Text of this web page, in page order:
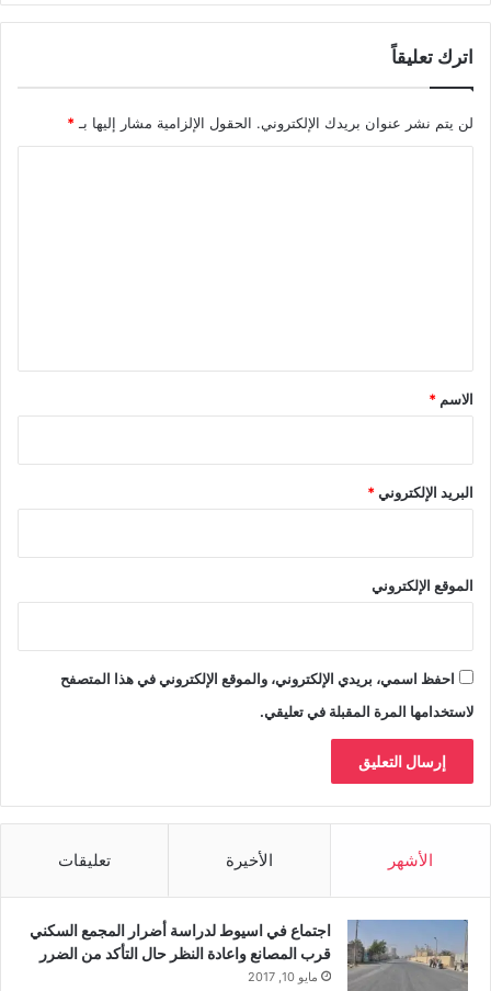
اترك تعليقاً
لن يتم نشر عنوان بريدك الإلكتروني. الحقول الإلزامية مشار إليها بـ *
*
الاسم *
البريد الإلكتروني*
الموقع الإلكتروني
احفظ اسمي، بريدي الإلكتروني، والموقع الإلكتروني في هذا المتصفح
لاستخدامها المرة المقبلة في تعليقي.
الأشهر الأخيرة تعليقات
اجتماع في اسيوط لدراسة أضرار المجمع السكني
قرب المصانع واعادة النظر حال التأكد من الضرر
مايو 10, 2017